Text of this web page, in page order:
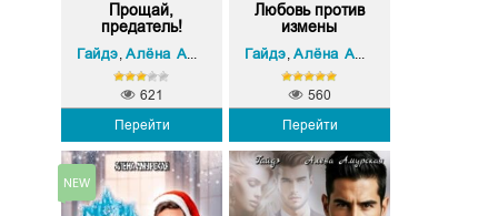
Прощай,
предатель!
Гайдэ,Алёна Амурская
Перейти
621
Любовь против
измены
Гайдэ,Алёна Амурская
Перейти
560